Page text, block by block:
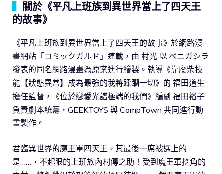
關於《平凡上班族到異世界當上了四天王
的故事》
《平凡上班族到異世界當上了四天王的故事》於網路漫
畫網站「コミックガルド」連載，由 村光 以 ベニガシラ
發表的同名網路漫畫為原案進行繪製。執導《靠廢柴技
能【狀態異常】成為最強的我將蹂躪一切》的 福田道生
擔任監督，《位於戀愛光譜極端的我們》編劇 福田裕子
負責劇本統籌，GEEKTOYS 與 CompTown 共同進行動
畫製作。
君臨異世界的魔王軍四天王。其最後一席被選上的
是……，不起眼的上班族內村傳之助！受到魔王軍挖角的